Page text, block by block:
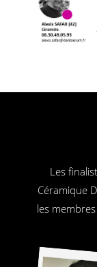
Les
Céramique
les